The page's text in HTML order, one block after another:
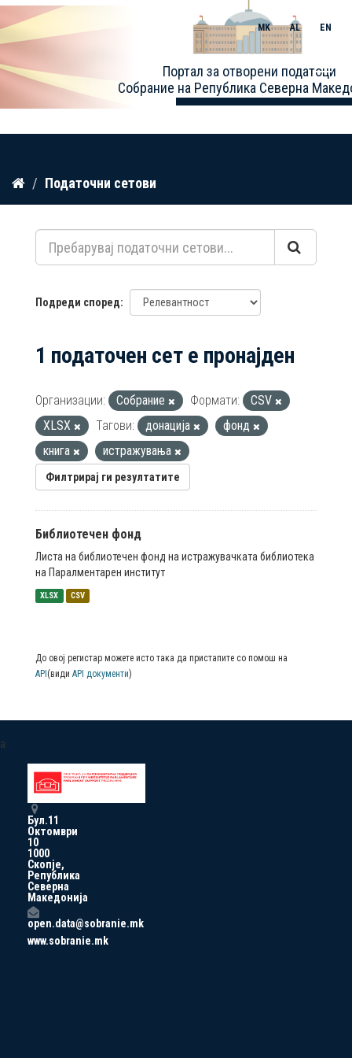
Прескокнете
содржина
Портал за отворени податоци
Собрание на Република Северна
MK AL EN
Toggle
Податочни сетови
Подреди според
1 податочен сет е пронајден
Организации: Собрание Формати:
CSV
XLSX
Тагови: донација
фонд
книга
истражувања
Филтрирај ги резултатите
Библиотечен фонд
Листа на библиотечен фонд на истражувачката библиотека
на Паралментарен институт
XLSX CSV
До овој регистар можете исто така да пристапите со помош на
API (види API документи)
a
Бул.11
Октомври
10
1000
Скопје,
Република
Северна
Македонија
open.data@sobranie.mk
www.sobranie.mk